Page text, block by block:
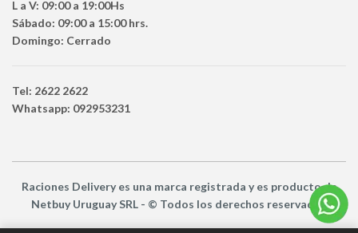
L a V: 09:00 a 19:00Hs
Sábado: 09:00 a 15:00 hrs.
Domingo: Cerrado
Tel: 2622 2622
Whatsapp: 092953231
Raciones Deliveryes una marca registrada y es productode
Netbuy Uruguay SRL - © Todos los derechos reservados